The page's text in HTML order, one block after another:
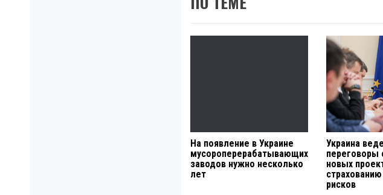
На появление в Украине
мусороперерабатывающих
заводов нужно несколько
лет
Украина
переговоры
новых
рисков